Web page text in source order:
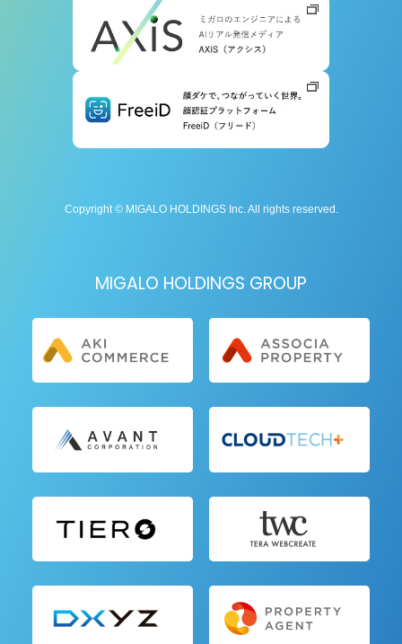
Copyright © MIGALO HOLDINGS Inc. All rights reserved.
MIGALO HOLDINGS GROUP